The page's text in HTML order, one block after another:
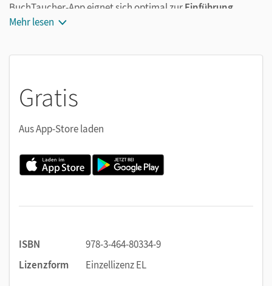
BuchTaucher-App eignet sich optimal zurEinführung,
Aneignung und Wiederholung
Dieser BuchTaucher enthält:
Erklärvideos zu Arbeitstechniken
Strategiefilme zur Rechtschreibung
kurze Sachfilme
Mehr lesen
Gratis
Aus App-Store laden
ISBN
978-3-464-80334-9
Lizenzform
Einzellizenz EL